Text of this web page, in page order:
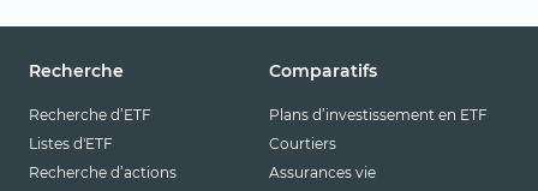
Recherche
Recherche d’ETF
Listes d'ETF
Recherche d’actions
Comparatifs
Plans d’investissement en ETF
Courtiers
Assurances vie